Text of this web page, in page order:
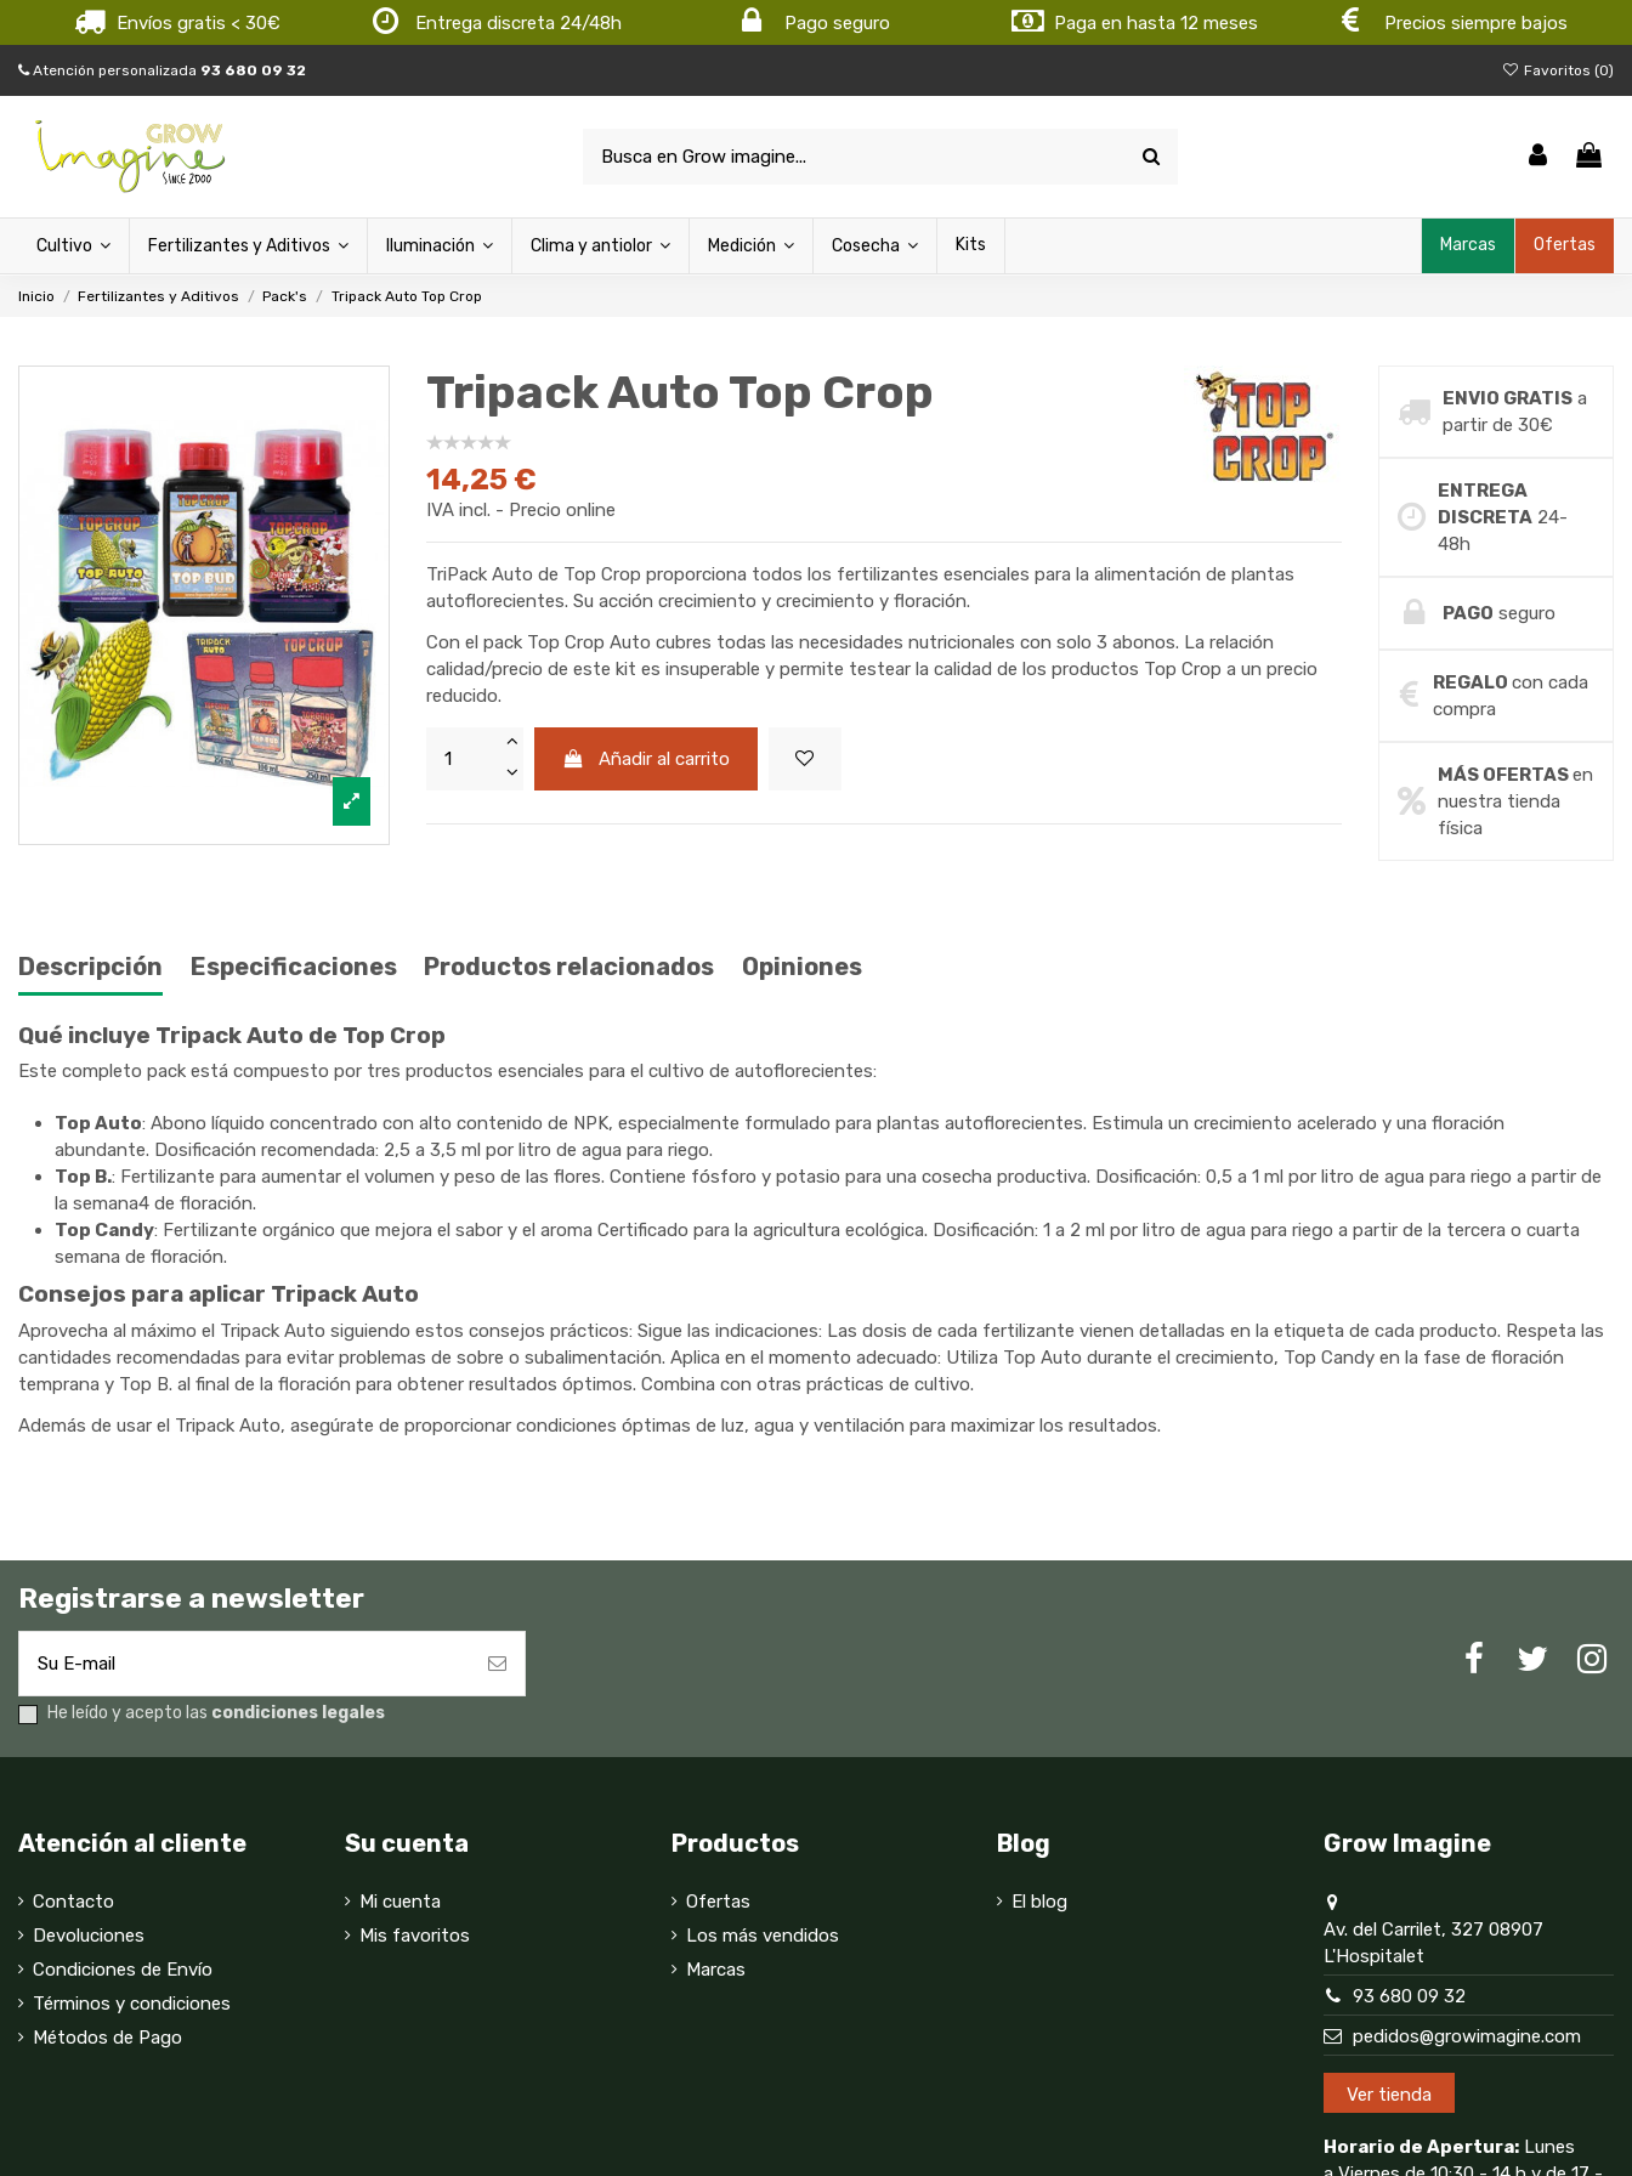
Envíos gratis < 30€ Entrega discreta 24/48h Pago seguro Paga en hasta 12 meses Precios siempre bajos
Atención personalizada 93 680 09 32 Favoritos (0)
Cultivo Fertilizantes y Aditivos Iluminación Clima y antiolor Medición Cosecha Kits Ofertas
Marcas
Inicio Fertilizantes y Aditivos Pack's Tripack Auto Top Crop
Tripack Auto Top Crop
14,25 €
IVA incl. - Precio online
TriPack Auto de Top Crop proporciona todos los fertilizantes esenciales para la alimentación de plantas
autoflorecientes. Su acción crecimiento y crecimiento y floración.
Con el pack Top Crop Auto cubres todas las necesidades nutricionales con solo 3 abonos. La relación
calidad/precio de este kit es insuperable y permite testear la calidad de los productos Top Crop a un precio
reducido.
Añadir al carrito
ENVIO GRATISa
partir de 30€
ENTREGA
DISCRETA24-
48h
PAGO seguro
REGALOcon cada
compra
MÁS OFERTASen
nuestra tienda
física
Descripción Especificaciones Productos relacionados Opiniones
Qué incluye Tripack Auto de Top Crop
Este completo pack está compuesto por tres productos esenciales para el cultivo de autoflorecientes:
Top Auto: Abono líquido concentrado con alto contenido de NPK, especialmente formulado para plantas autoflorecientes. Estimula un crecimiento acelerado y una floración
abundante. Dosificación recomendada: 2,5 a 3,5 ml por litro de agua para riego.
Top B.: Fertilizante para aumentar el volumen y peso de las flores. Contiene fósforo y potasio para una cosecha productiva. Dosificación: 0,5 a 1 ml por litro de agua para riego a partir de
la semana4 de floración.
Top Candy: Fertilizante orgánico que mejora el sabor y el aroma Certificado para la agricultura ecológica. Dosificación: 1 a 2 ml por litro de agua para riego a partir de la tercera o cuarta
semana de floración.
Consejos para aplicar Tripack Auto
Aprovecha al máximo el Tripack Auto siguiendo estos consejos prácticos: Sigue las indicaciones: Las dosis de cada fertilizante vienen detalladas en la etiqueta de cada producto. Respeta las
cantidades recomendadas para evitar problemas de sobre o subalimentación. Aplica en el momento adecuado: Utiliza Top Auto durante el crecimiento, Top Candy en la fase de floración
temprana y Top B. al final de la floración para obtener resultados óptimos. Combina con otras prácticas de cultivo.
Además de usar el Tripack Auto, asegúrate de proporcionar condiciones óptimas de luz, agua y ventilación para maximizar los resultados.
Registrarse a newsletter
He leído y acepto las condiciones legales
Atención al cliente
Contacto
Devoluciones
Condiciones de Envío
Términos y condiciones
Métodos de Pago
Su cuenta
Mi cuenta
Mis favoritos
Productos
Ofertas
Los más vendidos
Marcas
Blog
El blog
Grow Imagine
Av. del Carrilet, 327 08907
L'Hospitalet
93 680 09 32
pedidos@growimagine.com
Ver tienda
Horario de Apertura: Lunes